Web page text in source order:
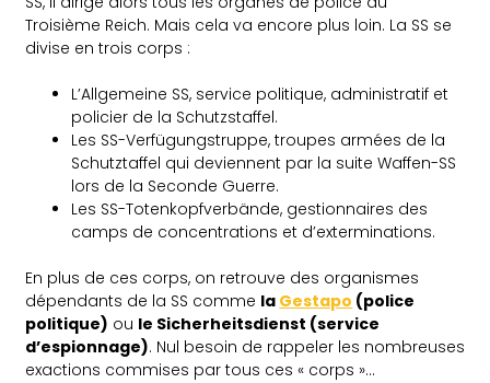
Troisième Reich. Mais cela va encore plus loin. La SS se
divise en trois corps :
L’Allgemeine SS, service politique, administratif et
policier de la Schutzstaffel.
Les SS-Verfügungstruppe, troupes armées de la
Schutztaffel qui deviennent par la suite Waffen-SS
lors de la Seconde Guerre.
Les SS-Totenkopfverbände, gestionnaires des
camps de concentrations et d’exterminations.
En plus de ces corps, on retrouve des organismes
dépendants de la SS comme la Gestapo (police
politique) ou le Sicherheitsdienst (service
d’espionnage). Nul besoin de rappeler les nombreuses
exactions commises par tous ces « corps »…